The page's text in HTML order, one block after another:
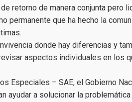
retorno de manera conjunta pero
permanente que ha hecho la
donde hay diferencias y
aspectos individuales en los
Especiales – SAE, el Gobierno
ayudar a solucionar la